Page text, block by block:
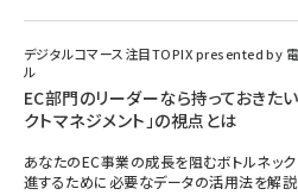
デジタルコマース注目TOPIX presented by
ル
EC部門のリーダーなら持っておきた
クトマネジメント」の視点とは
あなたのEC事業の成長を阻むボトルネッ
進するために必要なデータの活用法を解説